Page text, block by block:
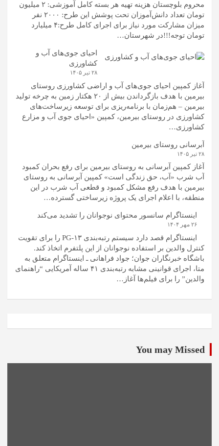
محروم بلوچستان هزینه تهیه هر بسته کامل آموزشی: ۲ میلیون
تومان تعداد دانش‌آموزان تحت پوشش این طرح: ۲۰۰۰ نفر
میزان مشارکت مورد نیاز برای اجرای کامل طرح:۴ میلیارد
تومان توجه!!!در شهرستان…
احیای جوی‌های آب و
کشاورزی
۲۸ تیر ۱۴۰۵
آغاز کمپین احیای جوی‌های آب و اراضی کشاورزی روستای
بیرمین با هدف بازگرداندن بیش از ۲۰ هکتار زمین به چرخه تولید
بیرمین – هم‌زمان با برنامه‌ریزی برای توسعه زیرساخت‌های
کشاورزی در روستای بیرمین، کمپین «احیای جوی آب و مزارع
کشاورزی…
آبرسانی روستای بیرمین
۲۸ تیر ۱۴۰۵
آغاز کمپین آبرسانی به روستای بیرمین برای رفع بحران کمبود
آب شرب «آب، حق زندگی است» کمپین آبرسانی به روستای
بیرمین با هدف رفع مشکل کمبود و قطعی آب شرب در این
منطقه، با اعلام اجرای یک پروژه زیرساختی گسترده…
اینستاگرام سانسور محتوای نوجوانان را تشدید می‌کند
۲۶ مهر ۱۴۰۴
اینستاگرام قصد دارد سیستم رتبه‌بندی PG-۱۳ را برای تقویت
کنترل والدین بر استفاده نوجوانان از این پلتفرم اتخاذ کند.
باشگاه خبرنگاران جوان؛ جواد فراهانی ـ اینستاگرام متعلق به
متا، اجرای قوانینی مشابه رتبه‌بندی ۴۱ ساله آمریکایی “راهنمای
والدین” را برای فیلم‌ها آغاز…
You may Missed